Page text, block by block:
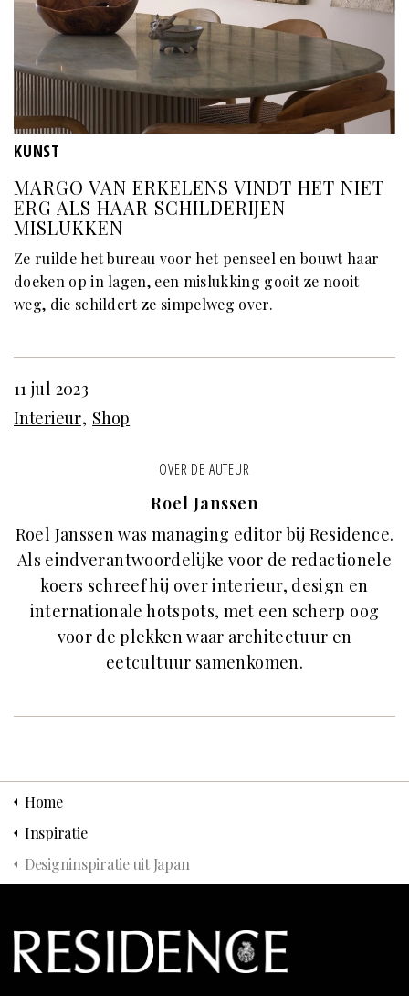
KUNST
MARGO VAN ERKELENS VINDT HET NIET
ERG ALS HAAR SCHILDERIJEN
MISLUKKEN
Ze ruilde het bureau voor het penseel en bouwt haar
doeken op in lagen, een mislukking gooit ze nooit
weg, die schildert ze simpelweg over.
11 jul 2023
Interieur Shop
OVER DE AUTEUR
Roel Janssen
Roel Janssen was managing editor bij Residence.
Als eindverantwoordelijke voor de redactionele
koers schreef hij over interieur, design en
internationale hotspots, met een scherp oog
voor de plekken waar architectuur en
eetcultuur samenkomen.
Home
Inspiratie
Designinspiratie uit Japan